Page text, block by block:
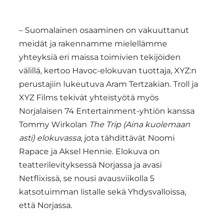
– Suomalainen osaaminen on vakuuttanut
meidät ja rakennamme mielellämme
yhteyksiä eri maissa toimivien tekijöiden
välillä, kertoo Havoc-elokuvan tuottaja, XYZ:n
perustajiin lukeutuva Aram Tertzakian. Troll ja
XYZ Films tekivät yhteistyötä myös
Norjalaisen 74 Entertainment-yhtiön kanssa
Tommy Wirkolan The Trip (Aina kuolemaan
asti) elokuvassa, jota tähdittävät Noomi
Rapace ja Aksel Hennie. Elokuva on
teatterilevityksessä Norjassa ja avasi
Netflixissä, se nousi avausviikolla 5
katsotuimman listalle sekä Yhdysvalloissa,
että Norjassa.